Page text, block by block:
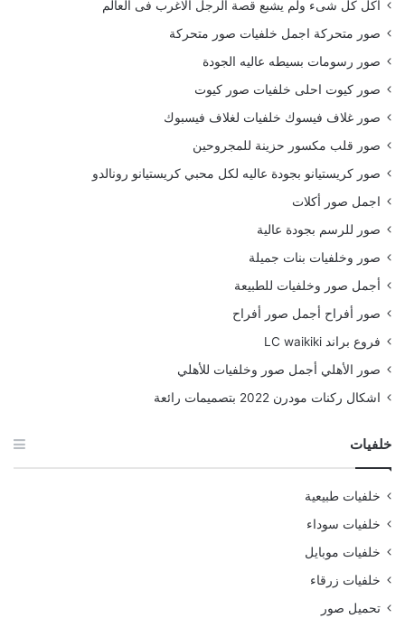
أكل كل شىء ولم يشبع قصة الرجل الاغرب فى العالم
صور متحركة اجمل خلفيات صور متحركة
صور رسومات بسيطه عاليه الجودة
صور كيوت احلى خلفيات صور كيوت
صور غلاف فيسوك خلفيات لغلاف فيسبوك
صور قلب مكسور حزينة للمجروحين
صور كريستيانو بجودة عاليه لكل محبي كريستيانو رونالدو
اجمل صور أكلات
صور للرسم بجودة عالية
صور وخلفيات بنات جميلة
أجمل صور وخلفيات للطبيعة
صور أفراح أجمل صور أفراح
فروع براند LC waikiki
صور الأهلي أجمل صور وخلفيات للأهلي
اشكال ركنات مودرن 2022 بتصميمات رائعة
خلفيات
خلفيات طبيعية
خلفيات سوداء
خلفيات موبايل
خلفيات زرقاء
تحميل صور